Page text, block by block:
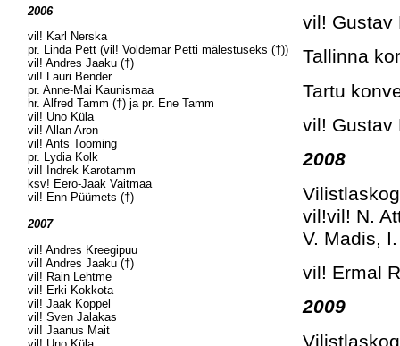
2006
vil! Karl Nerska
pr. Linda Pett (vil! Voldemar Petti mälestuseks (†))
vil! Andres Jaaku (†)
vil! Lauri Bender
pr. Anne-Mai Kaunismaa
hr. Alfred Tamm (†) ja pr. Ene Tamm
vil! Uno Küla
vil! Allan Aron
vil! Ants Tooming
pr. Lydia Kolk
vil! Indrek Karotamm
ksv! Eero-Jaak Vaitmaa
vil! Enn Püümets (†)
2007
vil! Andres Kreegipuu
vil! Andres Jaaku (†)
vil! Rain Lehtme
vil! Erki Kokkota
vil! Jaak Koppel
vil! Sven Jalakas
vil! Jaanus Mait
vil! Gustav
Tallinna
Tartu
vil! Gustav
2008
vil!vil! N.
V. Madis,
vil! Ermal
2009